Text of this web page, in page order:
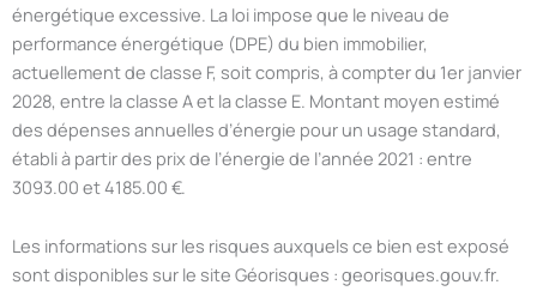
énergétique excessive. La loi impose que le niveau de
performance énergétique (DPE) du bien immobilier,
actuellement de classe F, soit compris, à compter du 1er janvier
2028, entre la classe A et la classe E. Montant moyen estimé
des dépenses annuelles d’énergie pour un usage standard,
établi à partir des prix de l’énergie de l’année 2021 : entre
3093.00 et 4185.00 €.
Les informations sur les risques auxquels ce bien est exposé
sont disponibles sur le site Géorisques : georisques.gouv.fr.